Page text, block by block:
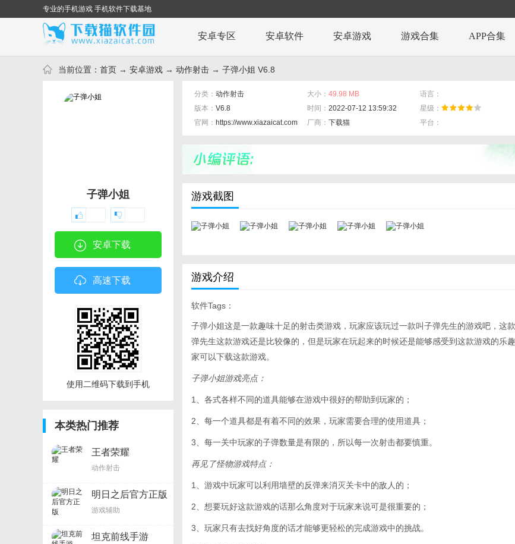
专业的手机游戏 手机软件下载基地
安卓专区 安卓软件 安卓游戏 游戏合集 APP合集
当前位置： 首页 → 安卓游戏 → 动作射击 → 子弹小姐 V6.8
子弹小姐
安卓下载
高速下载
使用二维码下载到手机
本类热门推荐
王者荣耀
动作射击
明日之后官方正版
游戏辅助
坦克前线手游
分类： 动作射击 大小： 49.98 MB
语言：
版本： V6.8 时间： 2022-07-12 13:59:32
星级：
官网： https://www.xiazaicat.com 厂商： 下载猫 平台：
游戏截图
游戏介绍
软件Tags：
子弹小姐这是一款趣味十足的射击类游戏，玩家应该玩过一款叫子弹先生的游戏吧，这
弹先生这款游戏还是比较像的，但是玩家在玩起来的时候还是能够感受到这款游戏的乐
家可以下载这款游戏。
子弹小姐游戏亮点：
1、各式各样不同的道具能够在游戏中很好的帮助到玩家的；
2、每一个道具都是有着不同的效果，玩家需要合理的使用道具；
3、每一关中玩家的子弹数量是有限的，所以每一次射击都要慎重。
再见了怪物游戏特点：
1、游戏中玩家可以利用墙壁的反弹来消灭关卡中的敌人的；
2、想要玩好这款游戏的话那么角度对于玩家来说可是很重要的；
3、玩家只有去找好角度的话才能够更轻松的完成游戏中的挑战。